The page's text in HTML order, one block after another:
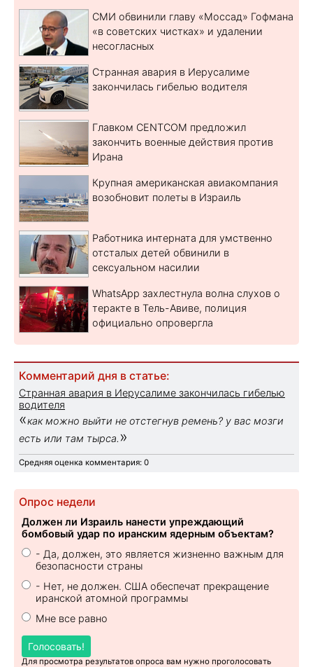
СМИ обвинили главу «Моссад» Гофмана
«в советских чистках» и удалении
несогласных
Странная авария в Иерусалиме
закончилась гибелью водителя
Главком CENTCOM предложил
закончить военные действия против
Ирана
Крупная американская авиакомпания
возобновит полеты в Израиль
Работника интерната для умственно
отсталых детей обвинили в
сексуальном насилии
WhatsApp захлестнула волна слухов о
теракте в Тель-Авиве, полиция
официально опровергла
Комментарий дня в статье:
Странная авария в Иерусалиме закончилась гибелью
водителя
«как можно выйти не отстегнув ремень? у вас мозги
есть или там тырса. »
Средняя оценка комментария: 0
Опрос недели
Должен ли Израиль нанести упреждающий
бомбовый удар по иранским ядерным объектам?
- Да, должен, это является жизненно важным для
безопасности страны
- Нет, не должен. США обеспечат прекращение
иранской атомной программы
Мне все равно
Голосовать!
Для просмотра результатов опроса вам нужно проголосовать